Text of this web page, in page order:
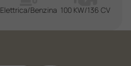
Elettrica/Benzina 100 KW/136 CV